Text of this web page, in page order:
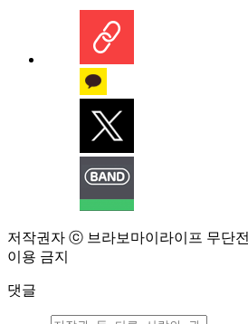
저작권자 ⓒ 브라보마이라이프 무단
이용 금지
댓글